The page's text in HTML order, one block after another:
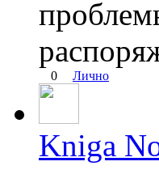
0 Лично
Kniga